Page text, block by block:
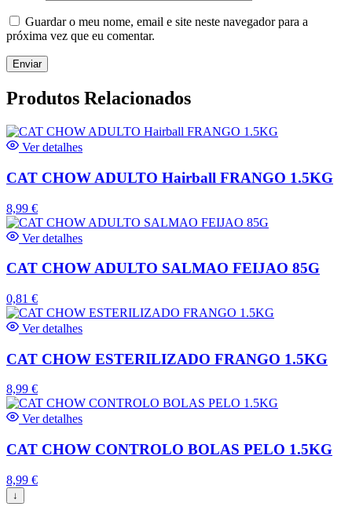
Guardar o meu nome, email e site neste navegador para a
próxima vez que eu comentar.
Produtos Relacionados
Ver detalhes
CAT CHOW ADULTO Hairball FRANGO 1.5KG
8,99 €
Ver detalhes
CAT CHOW ADULTO SALMAO FEIJAO 85G
0,81 €
Ver detalhes
CAT CHOW ESTERILIZADO FRANGO 1.5KG
8,99 €
Ver detalhes
CAT CHOW CONTROLO BOLAS PELO 1.5KG
8,99 €
↓